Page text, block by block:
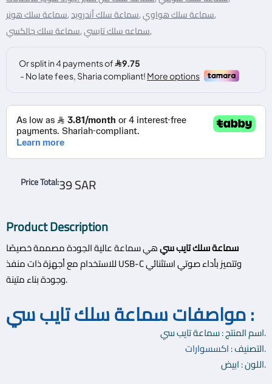
تم تصميم السماعة للتوافق مع منافذ USB-C الموجودة في
توفر السماعة جودة صوت استثنائية وتجربة استماع غامرة
للموسيقى والصوتيات.
تتميز بمكبرات صوت عالية الأداء وتقنية تقليل الضوضاء لتوفير
تفاصيل صوتية واضحة.
تدعم تشغيل الصوت عالي الدقة للاستمتاع بتجربة صوتية غامرة
تحتوي على أجهزة استشعار مدمجة للكشف عن الضوضاء
تتميز بتصميم أنيق ومريح يضمن راحة الاستخدام لفترات طويلة
تتميز بميكروفون مدمج لإجراء المكالمات الهاتفية بوضوح
وسهولة.
تدعم وظيفة التحكم بالموسيقى والمكالمات من خلال زر واحد
سماعة سلك هونر,
سماعة سلك أندرويد,
سماعة سلك هواوي,
سماعة سلك جالكسي,
سماعه سلك تابسي,
Price Total:39 SAR
Product Description
سماعة سلك تايب سيهي سماعة عالية الجودة مصممة خصيصًا
للاستخدام مع أجهزة ذات منفذ USB-C وتتميز بأداء صوتي استثنائي
وجودة بناء متينة.
مواصفات سماعة سلك تايب سي :
اسم المنتج : سماعة تايب سي.
التصنيف :اكسسوارات
.
اللون : ابيض.